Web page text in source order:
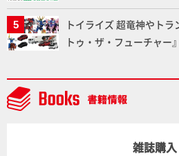
騎士ソフィエラ」が完成
デルコンテスト」～8月
中】
トイライズ 超竜神やト
トゥ・ザ・フューチャー
NEWITEM】
雑誌購入